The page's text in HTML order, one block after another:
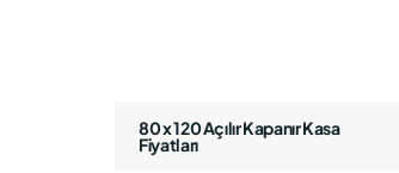
80 x 120 Açılır Kapanır Kasa
Fiyatları